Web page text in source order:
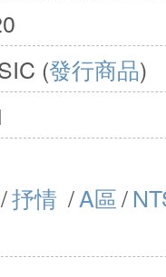
(發行商品)
/抒情 /A區/